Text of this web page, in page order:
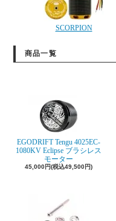
SCORPION
商品一覧
EGODRIFT Tengu 4025EC-
1080KV Eclipse ブラシレス
モーター
45,000円(税込49,500円)